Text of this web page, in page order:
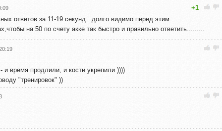
+1
ответов за 11-19 секунд...долго видимо перед этим
на 50 по счету акке так быстро и правильно ответить.........
и время продлили, и кости укрепили ))))
"тренировок" ))